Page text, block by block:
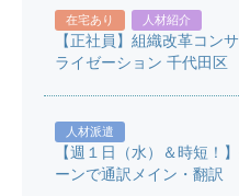
在宅あり 人材紹介
【正社員】組織改革コン
ライゼーション 千代田区
人材派遣
【週１日（水）＆時短！
ーンで通訳メイン・翻訳